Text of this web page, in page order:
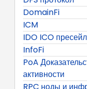
DomainFi
ICM
IDO ICO
InfoFi
PoA
активности
RPC ноды и